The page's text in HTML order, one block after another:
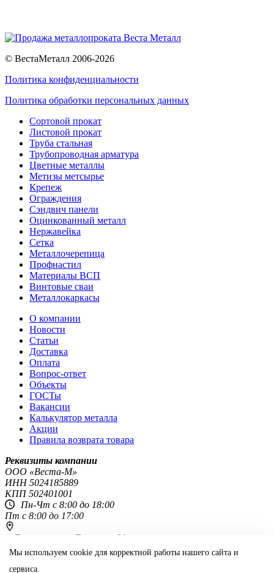
© ВестаМеталл 2006-2026
Политика конфиденциальности
Политика обработки персональных данных
Сортовой прокат
Листовой прокат
Труба стальная
Трубопроводная арматура
Цветные металлы
Метизы метсырье
Крепеж
Ограждения
Сэндвич панели
Оцинкованный металл
Нержавейка
Сетка
Металлочерепица
Профнастил
Материалы ВСП
Винтовые сваи
Металлокаркасы
О компании
Новости
Статьи
Доставка
Оплата
Вопрос-ответ
Объекты
ГОСТы
Вакансии
Калькулятор металла
Акции
Правила возврата товара
Реквизиты компании
OOO «Веста-М»
ИНН5024185889
КПП502401001
Пн-Чт с 8:00 до 18:00
Пт с 8:00 до 17:00
г. Ярославль,
ул. Гагарина 64г
8 800 444-51-48 +7 (4852) 60-65-25
yar@vestametall.ru
Мы используем cookie для корректной работы нашего сайта и
сервиса.